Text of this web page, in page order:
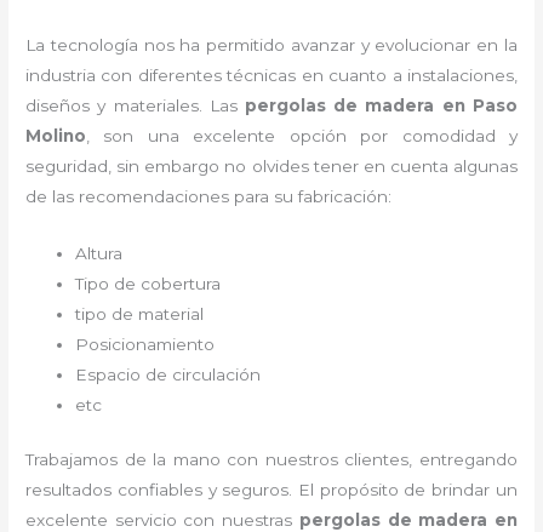
La tecnología nos ha permitido avanzar y evolucionar en la
industria con diferentes técnicas en cuanto a instalaciones,
diseños y materiales. Las pergolas de madera en Paso
Molino , son una excelente opción por comodidad y
seguridad, sin embargo no olvides tener en cuenta algunas
de las recomendaciones para su fabricación:
Altura
Tipo de cobertura
tipo de material
Posicionamiento
Espacio de circulación
etc
Trabajamos de la mano con nuestros clientes, entregando
resultados confiables y seguros. El propósito de brindar un
excelente servicio con nuestras pergolas de madera en